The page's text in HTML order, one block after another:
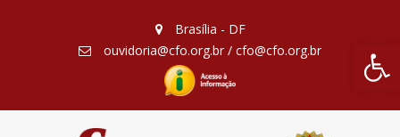
Barra
Brasília - DF
ouvidoria@cfo.org.br / cfo@cfo.org.br